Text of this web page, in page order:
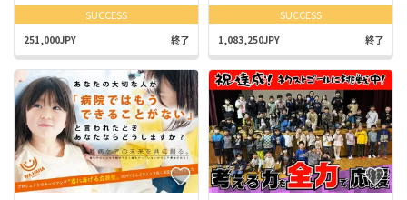
SUCCESS
251,000JPY 終了
SUCCESS
1,083,250JPY 終了